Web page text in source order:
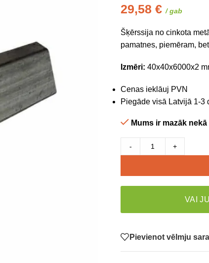
29,58 € / gab
Šķērssija no cinkota
pamatnes, piemēram,
Izmēri: 40x40x6000x2
Cenas ieklāuj PVN
Piegāde visā Latvijā 1-3
Mums ir mazāk nekā
- +
VAI
Pievienot vēlmju